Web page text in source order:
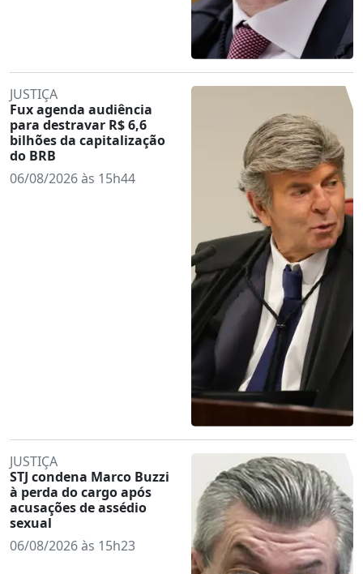
JUSTIÇA
Fux agenda audiência
para destravar R$ 6,6
bilhões da capitalização
do BRB
06/08/2026 às 15h44
JUSTIÇA
STJ condena Marco Buzzi
à perda do cargo após
acusações de assédio
sexual
06/08/2026 às 15h23